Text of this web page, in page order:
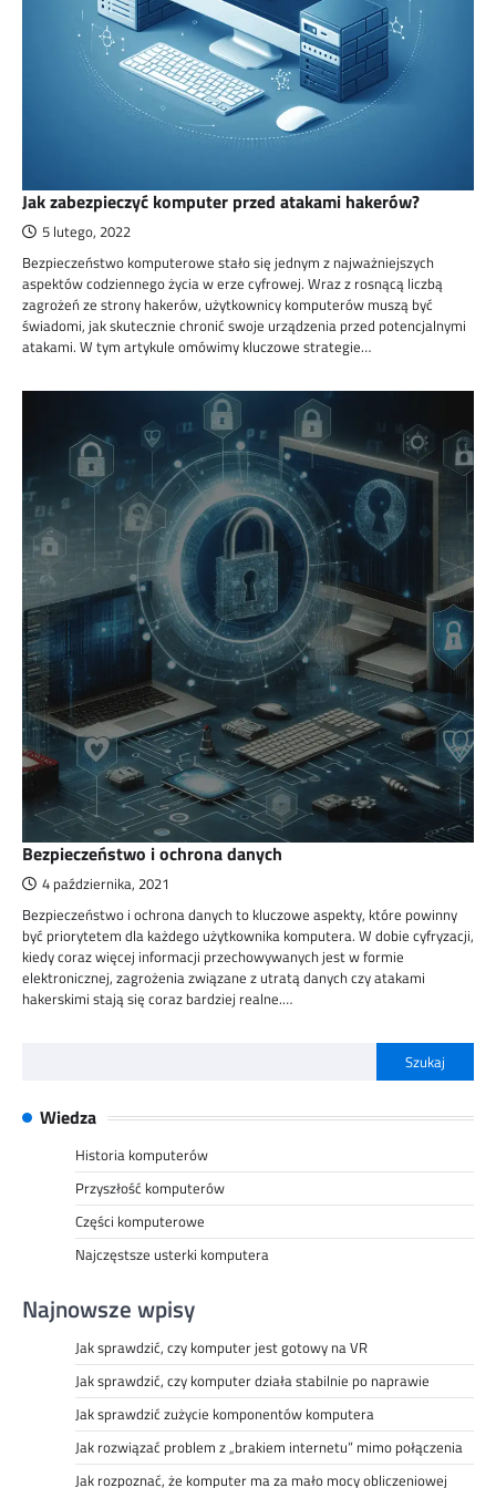
Jak zabezpieczyć komputer przed atakami hakerów?
5 lutego, 2022
Bezpieczeństwo komputerowe stało się jednym z najważniejszych
aspektów codziennego życia w erze cyfrowej. Wraz z rosnącą liczbą
zagrożeń ze strony hakerów, użytkownicy komputerów muszą być
świadomi, jak skutecznie chronić swoje urządzenia przed potencjalnymi
atakami. W tym artykule omówimy kluczowe strategie…
Bezpieczeństwo i ochrona danych
4 października, 2021
Bezpieczeństwo i ochrona danych to kluczowe aspekty, które powinny
być priorytetem dla każdego użytkownika komputera. W dobie cyfryzacji,
kiedy coraz więcej informacji przechowywanych jest w formie
elektronicznej, zagrożenia związane z utratą danych czy atakami
hakerskimi stają się coraz bardziej realne.…
Szukaj
Wiedza
Historia komputerów
Przyszłość komputerów
Części komputerowe
Najczęstsze usterki komputera
Najnowsze wpisy
Jak sprawdzić, czy komputer jest gotowy na VR
Jak sprawdzić, czy komputer działa stabilnie po naprawie
Jak sprawdzić zużycie komponentów komputera
Jak rozwiązać problem z „brakiem internetu” mimo połączenia
Jak rozpoznać, że komputer ma za mało mocy obliczeniowej